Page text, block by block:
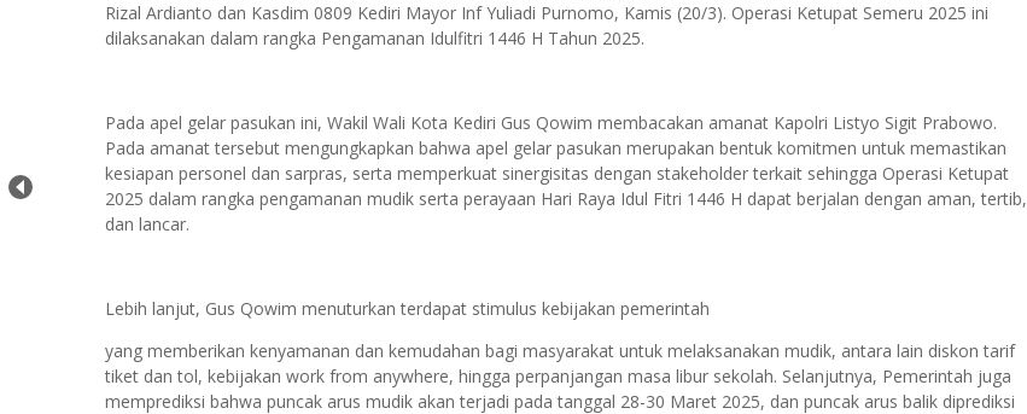
Rizal Ardianto dan Kasdim 0809 Kediri Mayor Inf Yuliadi Purnomo, Kamis (20/3). Operasi Ketupat Semeru 2025 ini
dilaksanakan dalam rangka Pengamanan Idulfitri 1446 H Tahun 2025.
Pada apel gelar pasukan ini, Wakil Wali Kota Kediri Gus Qowim membacakan amanat Kapolri Listyo Sigit Prabowo.
Pada amanat tersebut mengungkapkan bahwa apel gelar pasukan merupakan bentuk komitmen untuk memastikan
kesiapan personel dan sarpras, serta memperkuat sinergisitas dengan stakeholder terkait sehingga Operasi Ketupat
2025 dalam rangka pengamanan mudik serta perayaan Hari Raya Idul Fitri 1446 H dapat berjalan dengan aman, tertib,
dan lancar.
Lebih lanjut, Gus Qowim menuturkan terdapat stimulus kebijakan pemerintah
yang memberikan kenyamanan dan kemudahan bagi masyarakat untuk melaksanakan mudik, antara lain diskon tarif
tiket dan tol, kebijakan work from anywhere, hingga perpanjangan masa libur sekolah. Selanjutnya, Pemerintah juga
memprediksi bahwa puncak arus mudik akan terjadi pada tanggal 28-30 Maret 2025, dan puncak arus balik diprediksi